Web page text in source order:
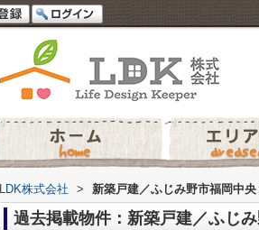
LDK株式会社 > 新築戸建／ふじみ野市福岡中央
過去掲載物件：新築戸建／ふじ